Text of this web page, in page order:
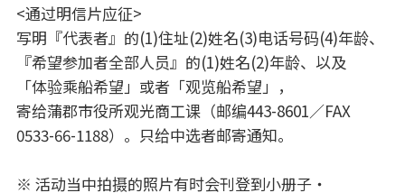
<通过明信片应征>
写明『代表者』的(1)住址(2)姓名(3)电话号码(4)年龄、
『希望参加者全部人员』的(1)姓名(2)年龄、以及
「体验乘船希望」或者「观览船希望」，
寄给蒲郡市役所观光商工课（邮编443-8601／FAX
0533-66-1188）。只给中选者邮寄通知。
※ 活动当中拍摄的照片有时会刊登到小册子・